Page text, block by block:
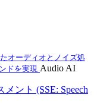
オーディオとノイズ処
ドを実現 Audio AI
ント (SSE: Speech